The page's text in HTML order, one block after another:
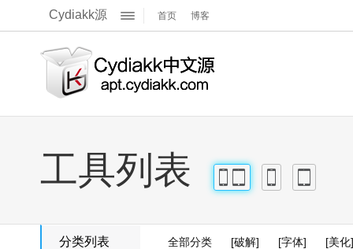
Cydiakk源
关于我们
官方Q群
首页 博客
工具列表
分类列表 全部分类 [破解] [字体]
[美化]